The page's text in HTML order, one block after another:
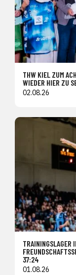
THW KIEL ZUM
WIEDER HIER ZU
02.08.26
TRAININGSLAGER
37:24
01.08.26